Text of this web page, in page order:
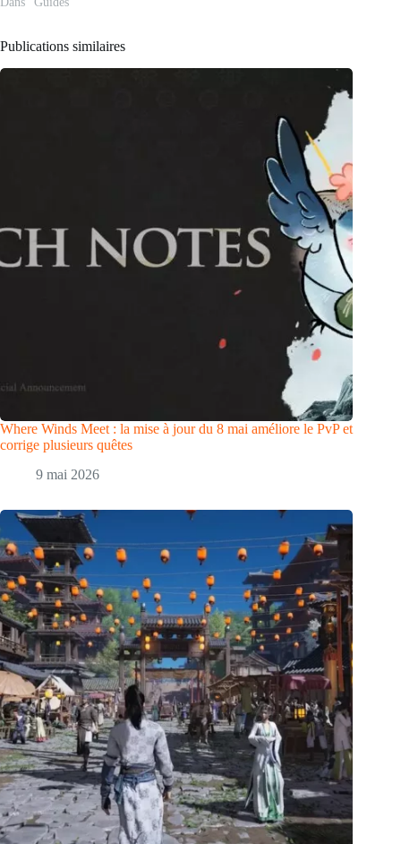
Publications similaires
Where Winds Meet : la mise à jour du 8 mai améliore le PvP et
corrige plusieurs quêtes
9 mai 2026